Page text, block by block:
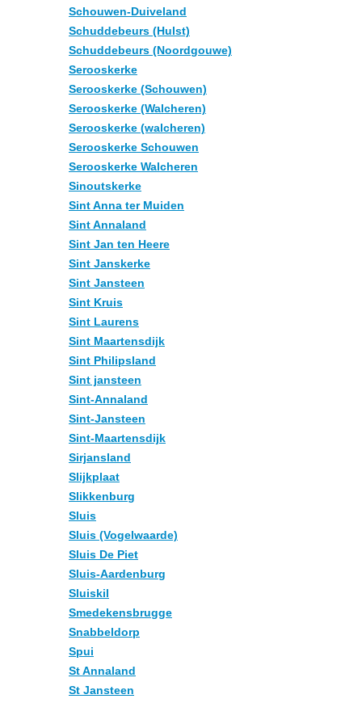
Schouwen-Duiveland
Schuddebeurs (Hulst)
Schuddebeurs (Noordgouwe)
Serooskerke
Serooskerke (Schouwen)
Serooskerke (Walcheren)
Serooskerke (walcheren)
Serooskerke Schouwen
Serooskerke Walcheren
Sinoutskerke
Sint Anna ter Muiden
Sint Annaland
Sint Jan ten Heere
Sint Janskerke
Sint Jansteen
Sint Kruis
Sint Laurens
Sint Maartensdijk
Sint Philipsland
Sint jansteen
Sint-Annaland
Sint-Jansteen
Sint-Maartensdijk
Sirjansland
Slijkplaat
Slikkenburg
Sluis
Sluis (Vogelwaarde)
Sluis De Piet
Sluis-Aardenburg
Sluiskil
Smedekensbrugge
Snabbeldorp
Spui
St Annaland
St Jansteen